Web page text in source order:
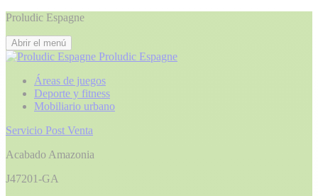
Proludic Espagne
Abrir el menú
Proludic Espagne
Áreas de juegos
Deporte y fitness
Mobiliario urbano
Servicio Post Venta
Acabado Amazonia
J47201-GA